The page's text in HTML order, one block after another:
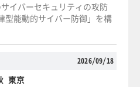
イバーセキュリティの攻防
型能動的サイバー防御」を構
2026/09/18
東京